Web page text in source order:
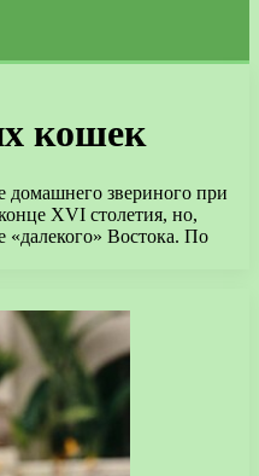
кошек
домашнего звериного при
XVI столетия, но,
«далекого» Востока. По